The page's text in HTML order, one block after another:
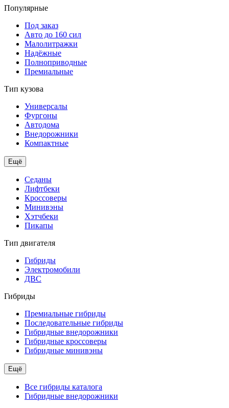
Популярные
Под заказ
Авто до 160 сил
Малолитражки
Надёжные
Полноприводные
Премиальные
Тип кузова
Универсалы
Фургоны
Автодома
Внедорожники
Компактные
Ещё
Седаны
Лифтбеки
Кроссоверы
Минивэны
Хэтчбеки
Пикапы
Тип двигателя
Гибриды
Электромобили
ДВС
Гибриды
Премиальные гибриды
Последовательные гибриды
Гибридные внедорожники
Гибридные кроссоверы
Гибридные минивэны
Ещё
Все гибриды каталога
Гибридные внедорожники